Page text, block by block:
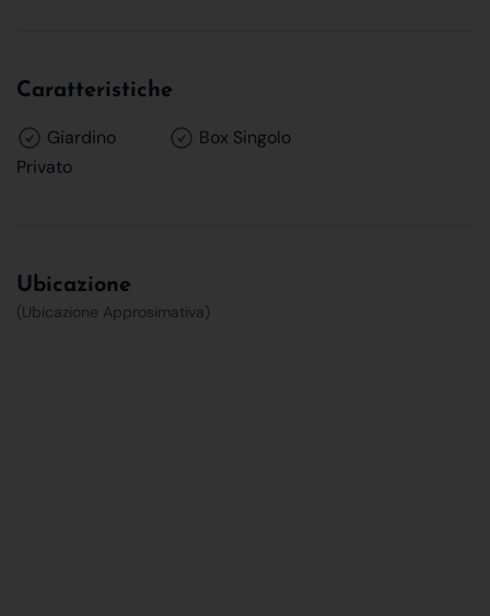
Caratteristiche
Giardino
Privato
Box Singolo
Ubicazione
(Ubicazione Approsimativa)